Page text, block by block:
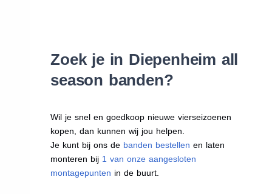
Zoek je in Diepenheim all
season banden?
Wil je snel en goedkoop nieuwe vierseizoenen
kopen, dan kunnen wij jou helpen.
Je kunt bij ons de banden bestellen en laten
monteren bij 1 van onze aangesloten
montagepunten in de buurt.